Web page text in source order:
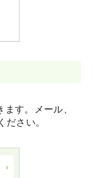
す。メール、
さい。